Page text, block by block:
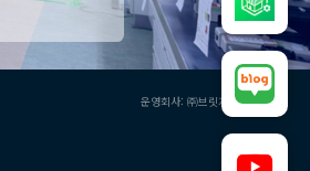
운영회사: ㈜브릿지오버